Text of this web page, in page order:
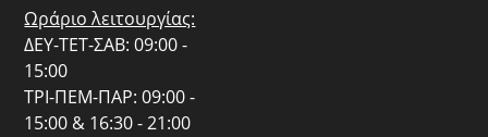
Ωράριο λειτουργίας:
ΔΕΥ-ΤΕΤ-ΣΑΒ: 09:00 -
15:00
ΤΡΙ-ΠΕΜ-ΠΑΡ: 09:00 -
15:00 & 16:30 - 21:00